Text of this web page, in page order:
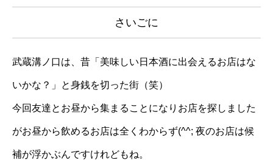
さいごに
武蔵溝ノ口は、昔「美味しい日本酒に出会えるお店はな
いかな？」と身銭を切った街（笑）
今回友達とお昼から集まることになりお店を探しました
がお昼から飲めるお店は全くわからず(^^; 夜のお店は候
補が浮かぶんですけれどもね。